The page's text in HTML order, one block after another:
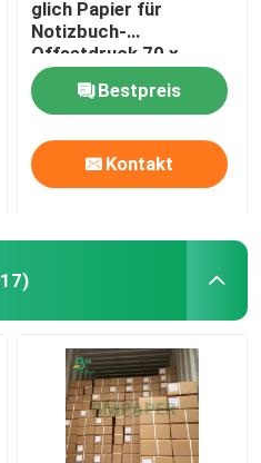
glich Papier für
Notizbuch-
Offsetdruck 70 x
100cm aus
Bestpreis
Kontakt